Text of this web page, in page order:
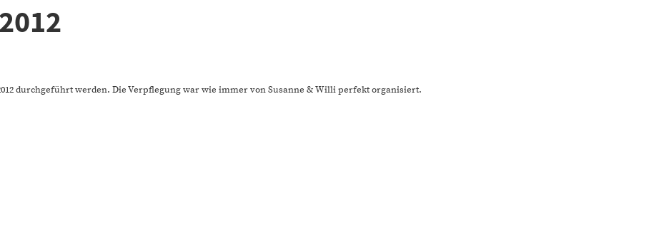
durchgeführt werden. Die Verpflegung war wie immer von Susanne & Willi perfekt organisiert.